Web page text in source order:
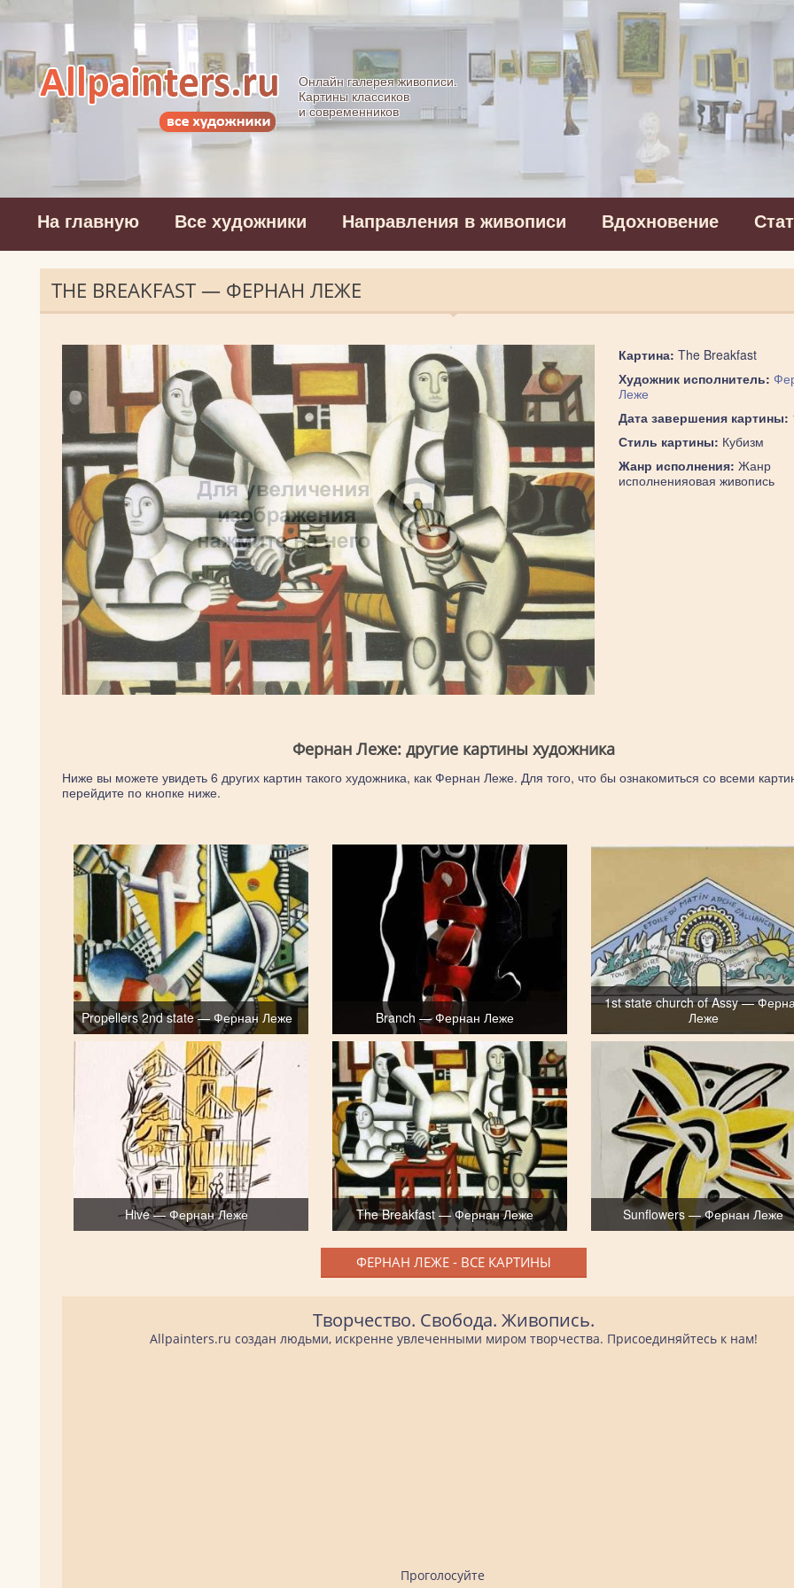
Allpainters.ru - картинная галерея
Онлайн галерея живописи.
Картины классиков
и современников
На главную Все художники Направления в живописи Вдохновение
THE BREAKFAST — ФЕРНАН ЛЕЖЕ
Картина: The Breakfast
Художник исполнитель:
Леже
Дата завершения картины:
Стиль картины: Кубизм
Жанр исполнения: Жанр
исполненияовая живопись
Фернан Леже: другие картины художника
Ниже вы можете увидеть 6 других картин такого художника, как Фернан Леже. Для того, что бы ознакомиться со всеми
перейдите по кнопке ниже.
Propellers 2nd state — Фернан Леже Branch — Фернан Леже
1st state church of Assy —
Леже
Hive — Фернан Леже The Breakfast — Фернан Леже Sunflowers — Фернан Леже
ФЕРНАН ЛЕЖЕ - ВСЕ КАРТИНЫ
Творчество. Свобода. Живопись.
Allpainters.ru создан людьми, искренне увлеченными миром творчества. Присоединяйтесь к нам!
Проголосуйте